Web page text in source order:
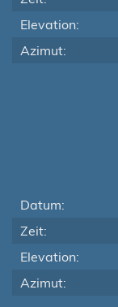
Elevation:
Azimut:
Datum:
Zeit:
Elevation:
Azimut: